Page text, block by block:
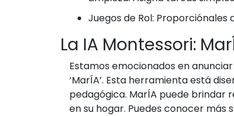
Juegos de Rol:
La IA Montessori:
Estamos emocionados en
‘MarÍA’. Esta herramienta está
pedagógica. MarÍA puede brindar
en su hogar. Puedes conocer más